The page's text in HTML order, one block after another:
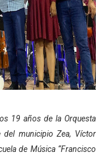
realizó una jornada
de electrónica
para promover el
ciudadana
en Los
19 años de la Orquesta
del municipio Zea, Víctor
de Música “Francisco